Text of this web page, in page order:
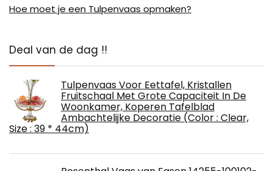
Hoe moet je een Tulpenvaas opmaken?
Deal van de dag !!
Tulpenvaas Voor Eettafel, Kristallen
Fruitschaal Met Grote Capaciteit In De
Woonkamer, Koperen Tafelblad
Ambachtelijke Decoratie (Color : Clear,
Size : 39 * 44cm)